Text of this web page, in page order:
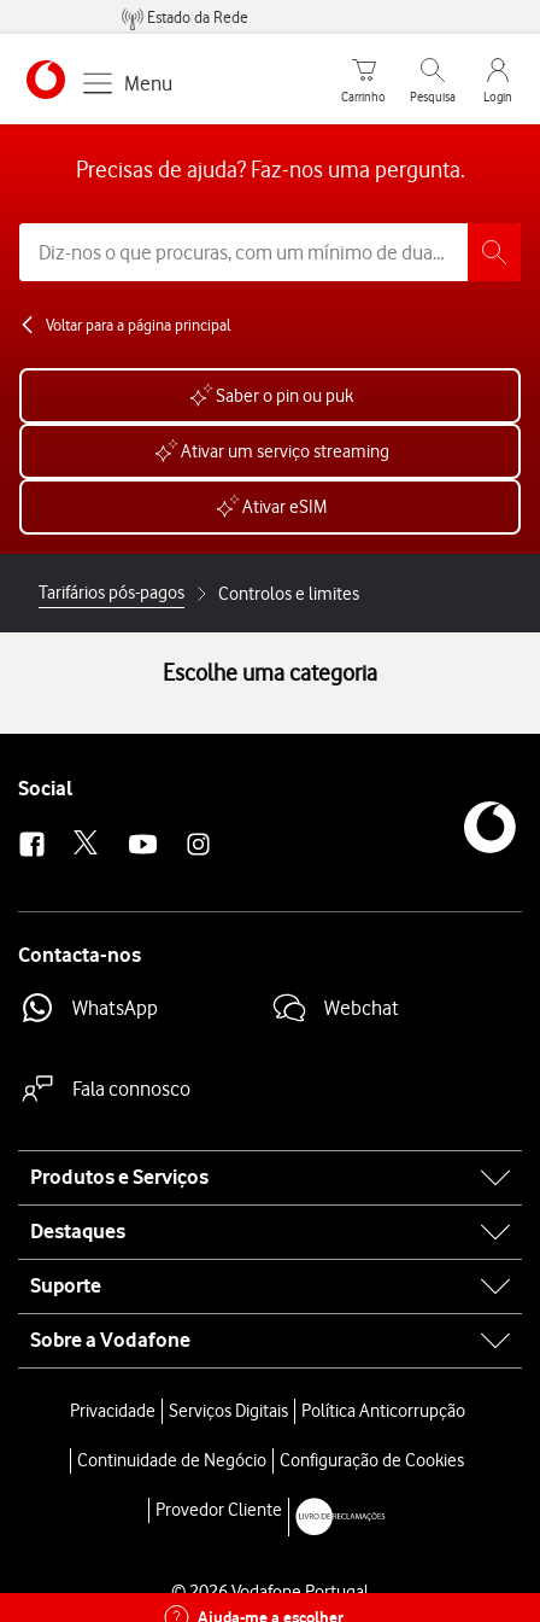
Estado da Rede
https://www.vodafone.pt
Menu
Carrinho de compras
Carrinho
Pesquisar
Pesquisa
My
Login
Precisas de ajuda? Faz-nos uma pergunta.
Voltar para a página principal
Saber o pin ou puk
Ativar um serviço streaming
Ativar eSIM
Tarifários pós-pagos Controlos e limites
Escolhe uma categoria
Ajuda-me a escolher
Follow
Social
Contacta-nos
WhatsApp Webchat
Fala connosco
map
Produtos e Serviços
Destaques
Suporte
Sobre a Vodafone
Privacidade Serviços Digitais Política Anticorrupção
Continuidade de Negócio Configuração de Cookies
Provedor Cliente
© 2026 Vodafone Portugal